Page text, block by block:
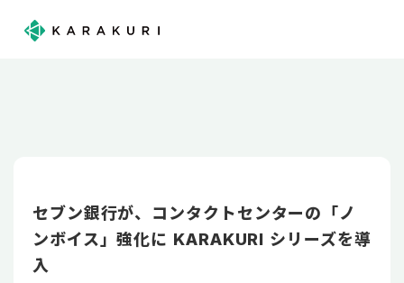
セブン銀行が、コンタクトセンターの「ノ
ンボイス」強化に KARAKURI シリーズを導
入